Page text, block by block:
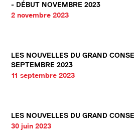
- DÉBUT NOVEMBRE 2023
2 novembre 2023
LES NOUVELLES DU GRAND
SEPTEMBRE 2023
11 septembre 2023
LES NOUVELLES DU GRAND
30 juin 2023